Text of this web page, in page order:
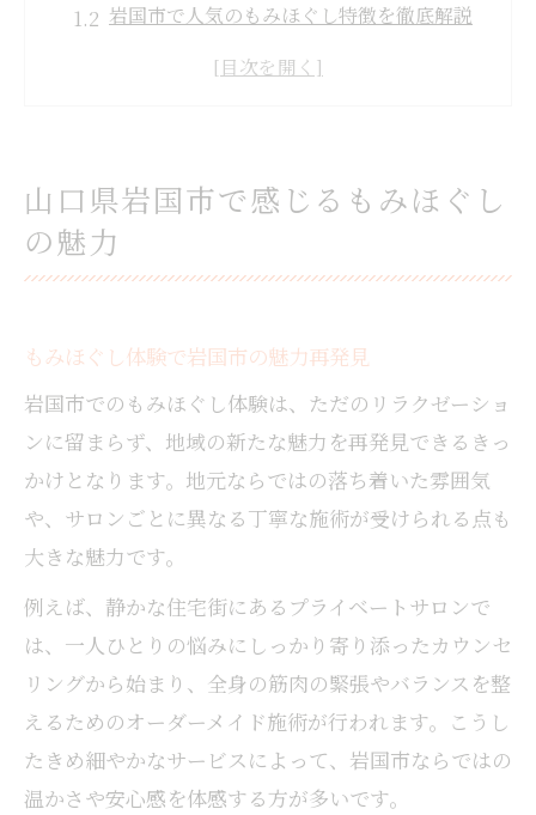
岩国市で人気のもみほぐし特徴を徹底解説
もみほぐしで日常の疲れをリフレッシュ
独自の手技が導くもみほぐしの効果とは
もみほぐし施術の効果と身体の変化を紹介
もみほぐしの効果を高める秘訣を知ろう
肩こり改善ならもみほぐし体験がおすすめ
肩こりに悩む方にもみほぐしが選ばれる理
由
もみほぐしで肩の違和感や疲労をケア
肩こり改善と岩国市でのもみほぐし体験
もみほぐしで首や肩の緊張を和らげる方法
肩集中のもみほぐしで快適な毎日へ
丁寧なアプローチで心身を整える理由
もみほぐしの丁寧な手技で安心のリラック
山口県岩国市で感じるもみほぐし
の魅力
もみほぐし体験で岩国市の魅力再発見
岩国市でのもみほぐし体験は、ただのリラクゼーショ
ンに留まらず、地域の新たな魅力を再発見できるきっ
かけとなります。地元ならではの落ち着いた雰囲気
や、サロンごとに異なる丁寧な施術が受けられる点も
大きな魅力です。
例えば、静かな住宅街にあるプライベートサロンで
は、一人ひとりの悩みにしっかり寄り添ったカウンセ
リングから始まり、全身の筋肉の緊張やバランスを整
えるためのオーダーメイド施術が行われます。こうし
たきめ細やかなサービスによって、岩国市ならではの
温かさや安心感を体感する方が多いです。